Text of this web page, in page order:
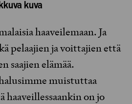
kuva
haaveilemaan. Ja
pelaajien ja voittajien että
saajien elämää.
muistuttaa
haaveillessaankin on jo